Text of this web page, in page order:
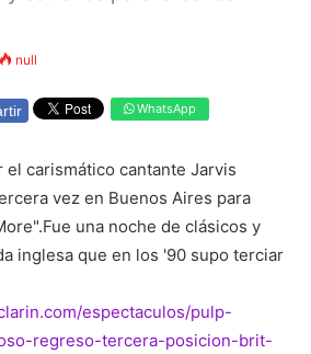
null
WhatsApp
el carismático cantante Jarvis
vez en Buenos Aires para
una noche de clásicos y
inglesa que en los '90 supo terciar
espectaculos/pulp-
regreso-tercera-posicion-brit-